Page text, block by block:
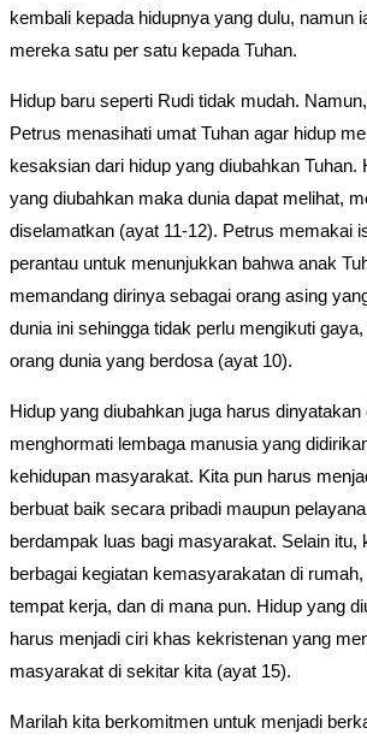
kembali kepada hidupnya yang dulu, namun
mereka satu per satu kepada Tuhan.
Hidup baru seperti Rudi tidak mudah.
Petrus menasihati umat Tuhan agar hidup
kesaksian dari hidup yang diubahkan Tuhan.
yang diubahkan maka dunia dapat melihat,
diselamatkan (ayat 11-12). Petrus memakai
perantau untuk menunjukkan bahwa anak
memandang dirinya sebagai orang asing
dunia ini sehingga tidak perlu mengikuti
orang dunia yang berdosa (ayat 10).
Hidup yang diubahkan juga harus dinyatakan
menghormati lembaga manusia yang
kehidupan masyarakat. Kita pun harus
berbuat baik secara pribadi maupun
berdampak luas bagi masyarakat. Selain itu,
berbagai kegiatan kemasyarakatan di
tempat kerja, dan di mana pun. Hidup yang
harus menjadi ciri khas kekristenan yang
masyarakat di sekitar kita (ayat 15).
Marilah kita berkomitmen untuk menjadi